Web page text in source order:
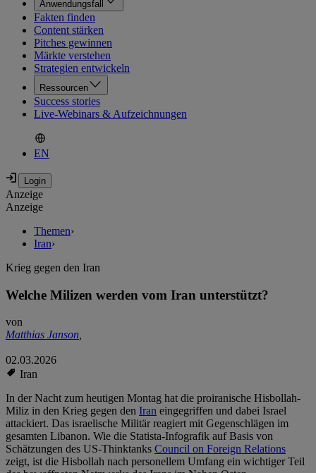
Anwendungsfall
Fakten finden
Content stärken
Pitches gewinnen
Märkte verstehen
Strategien entwickeln
Ressourcen
Success stories
Live-Webinars & Aufzeichnungen
EN
Anzeige
Anzeige
Themen›
Iran›
Krieg gegen den Iran
Welche Milizen werden vom Iran unterstützt?
von
Matthias Janson,
02.03.2026
Iran
In der Nacht zum heutigen Montag hat die proiranische Hisbollah-
Miliz in den Krieg gegen den Iran eingegriffen und dabei Israel
attackiert. Das israelische Militär reagiert mit Gegenschlägen im
gesamten Libanon. Wie die Statista-Infografik auf Basis von
Schätzungen des US-Thinktanks Council on Foreign Relations
zeigt, ist die Hisbollah nach personellem Umfang ein wichtiger Teil